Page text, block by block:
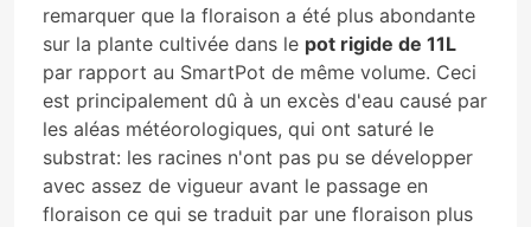
remarquer que la floraison a été plus abondante
sur la plante cultivée dans le pot rigide de 11L
par rapport au SmartPot de même volume. Ceci
est principalement dû à un excès d'eau causé par
les aléas météorologiques, qui ont saturé le
substrat: les racines n'ont pas pu se développer
avec assez de vigueur avant le passage en
floraison ce qui se traduit par une floraison plus